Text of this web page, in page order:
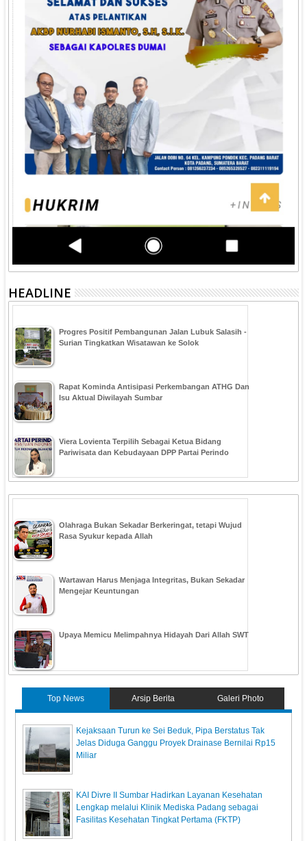
HEADLINE
Progres Positif Pembangunan Jalan Lubuk Salasih -
Surian Tingkatkan Wisatawan ke Solok
Rapat Kominda Antisipasi Perkembangan ATHG Dan
Isu Aktual Diwilayah Sumbar
Viera Lovienta Terpilih Sebagai Ketua Bidang
Pariwisata dan Kebudayaan DPP Partai Perindo
Olahraga Bukan Sekadar Berkeringat, tetapi Wujud
Rasa Syukur kepada Allah
Wartawan Harus Menjaga Integritas, Bukan Sekadar
Mengejar Keuntungan
Upaya Memicu Melimpahnya Hidayah Dari Allah SWT
Top News Arsip Berita Galeri Photo
Kejaksaan Turun ke Sei Beduk, Pipa Berstatus Tak
Jelas Diduga Ganggu Proyek Drainase Bernilai Rp15
Miliar
KAI Divre II Sumbar Hadirkan Layanan Kesehatan
Lengkap melalui Klinik Mediska Padang sebagai
Fasilitas Kesehatan Tingkat Pertama (FKTP)